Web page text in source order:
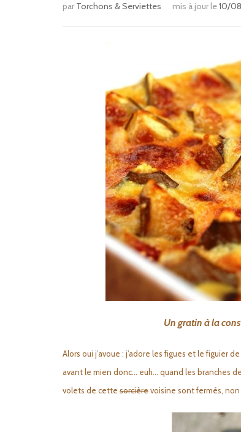
par Torchons & Serviettes mis à jour le10/
Un gratin à la
Alors oui j’avoue : j’adore les figues et le figuier
avant le mien donc… euh… quand les branches
volets de cette sorcièrevoisine sont fermés, non